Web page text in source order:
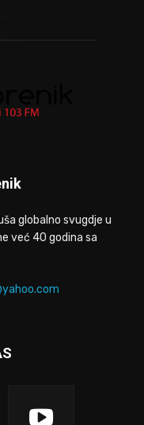
globalno svugdje u
već 40 godina sa